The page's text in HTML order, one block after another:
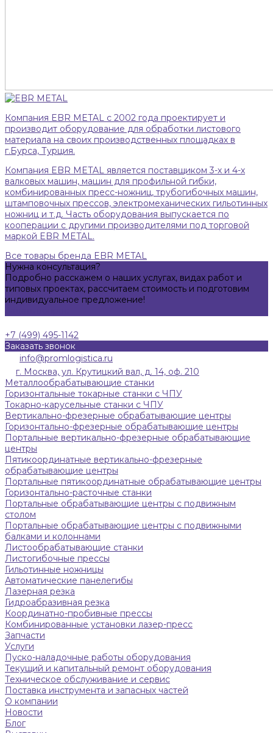
Компания EBR METAL с 2002 года проектирует и
производит оборудование для обработки листового
материала на своих производственных площадках в
г.Бурса, Турция.
Компания EBR METAL является поставщиком 3-х и 4-х
валковых машин, машин для профильной гибки,
комбинированных пресс-ножниц, трубогибочных машин,
штамповочных прессов, электромеханических гильотинных
ножниц и т.д. Часть оборудования выпускается по
кооперации с другими производителями под торговой
маркой EBR METAL.
Все товары бренда EBR METAL
Нужна консультация?
Подробно расскажем о наших услугах, видах работ и
типовых проектах, рассчитаем стоимость и подготовим
индивидуальное предложение!
+7 (499) 495-1142
Заказать звонок
info@promlogistica.ru
г. Москва, ул. Крутицкий вал, д. 14, оф. 210
Металлообрабатывающие станки
Горизонтальные токарные станки с ЧПУ
Токарно-карусельные станки с ЧПУ
Вертикально-фрезерные обрабатывающие центры
Горизонтально-фрезерные обрабатывающие центры
Портальные вертикально-фрезерные обрабатывающие
центры
Пятикоординатные вертикально-фрезерные
обрабатывающие центры
Портальные пятикоординатные обрабатывающие центры
Горизонтально-расточные станки
Портальные обрабатывающие центры с подвижным
столом
Портальные обрабатывающие центры с подвижными
балками и колоннами
Листообрабатывающие станки
Листогибочные прессы
Гильотинные ножницы
Автоматические панелегибы
Лазерная резка
Гидроабразивная резка
Координатно-пробивные прессы
Комбинированные установки лазер-пресс
Запчасти
Услуги
Пуско-наладочные работы оборудования
Текущий и капитальный ремонт оборудования
Техническое обслуживание и сервис
Поставка инструмента и запасных частей
О компании
Новости
Блог